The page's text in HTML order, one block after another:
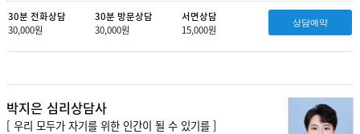
30분 전화상담
30,000원
30분 방문상담
30,000원
서면상담
15,000원
상담예약
박지은 심리상담사
[ 우리 모두가 자기를 위한 인간이 될 수 있기를 ]